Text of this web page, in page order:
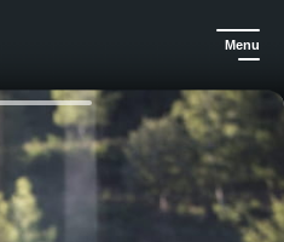
Menu
Solo cadeaubon: Dag in de Spa de La Cheneaudière & Gourmet Moments